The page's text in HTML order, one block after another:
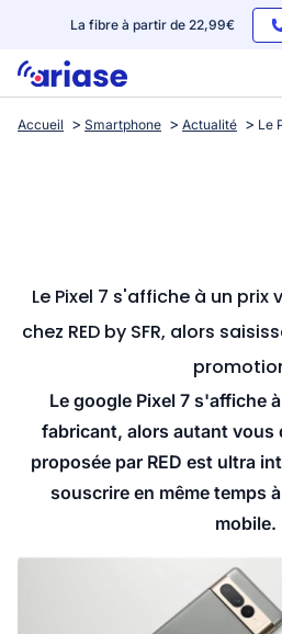
La fibre à partir de 22,99€
Box internet
Streaming
Accueil Smartphone Actualité Le
Le Pixel 7 s'affiche à un
chez RED by SFR, alors
Le google Pixel 7 s'affiche
fabricant, alors autant vous
proposée par RED est ultra
souscrire en même temps
mobile.